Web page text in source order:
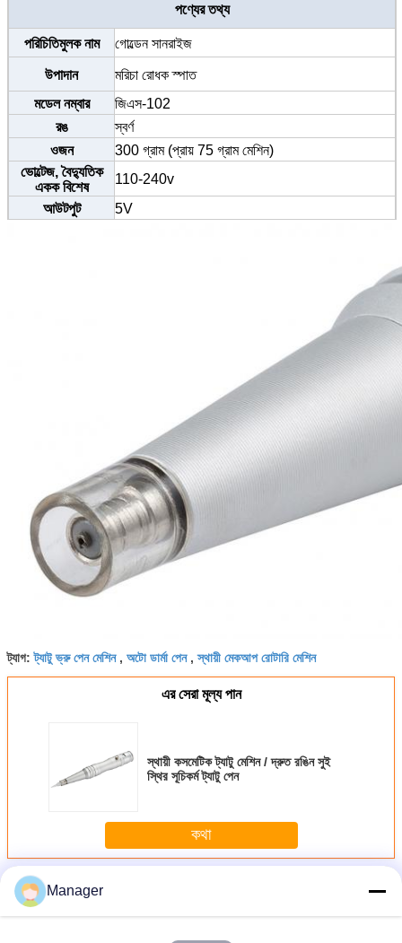
পণ্যের তথ্য
পরিচিতিমুলক নাম গোল্ডেন সানরাইজ
উপাদান
মরিচা রোধক স্পাত
মডেল নম্বার
জিএস-102
রঙ
স্বর্ণ
ওজন
300 গ্রাম (প্রায় 75 গ্রাম মেশিন)
ভোল্টেজ, বৈদ্যুতিক
একক বিশেষ
110-240v
আউটপুট
5V
ভ্রু, আইলাইনার, ঠোঁট, বডি ট্যাটু ইত্যাদি
ট্যাগ:ট্যাটু ভ্রু পেন মেশিন, অটো ডার্মা পেন,স্থায়ী মেকআপ রোটারি মেশিন
এর সেরা মূল্য পান
স্থায়ী কসমেটিক ট্যাটু মেশিন / দ্রুত রঙিন সুই
স্থির সূচিকর্ম ট্যাটু পেন
কথা
অধিককসমেটিক ট্যাটু মেশিন
Manager